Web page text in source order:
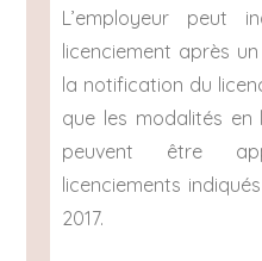
L’employeur peut
licenciement après
la notification du
que les modalités
peuvent être
licenciements
2017.